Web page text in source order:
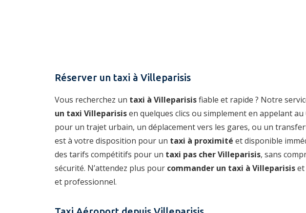
Réserver un taxi à Villeparisis
Vous recherchez un taxi à Villeparisisfiable et rapide ? Notre
un taxi Villeparisisen quelques clics ou simplement en appelant au
pour un trajet urbain, un déplacement vers les gares, ou un
est à votre disposition pour un taxi à proximité et disponible
des tarifs compétitifs pour un taxi pas cher Villeparisis, sans
sécurité. N’attendez plus pour commander un taxi à Villeparisiset
et professionnel.